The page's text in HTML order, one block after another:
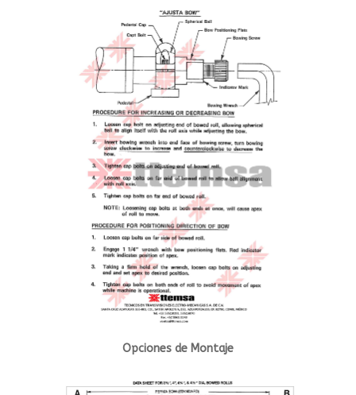
Opciones de Montaje